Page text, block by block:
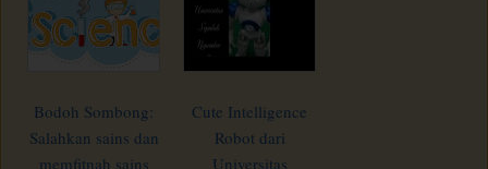
Bodoh Sombong:
Salahkan sains dan
memfitnah sains
Cute Intelligence
Robot dari
Universitas